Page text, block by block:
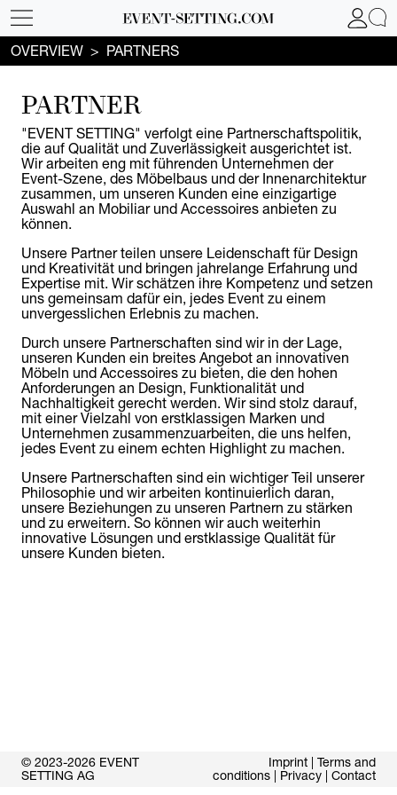
OVERVIEW PARTNERS
PARTNER
"EVENT SETTING" verfolgt eine Partnerschaftspolitik,
die auf Qualität und Zuverlässigkeit ausgerichtet ist.
Wir arbeiten eng mit führenden Unternehmen der
Event-Szene, des Möbelbaus und der Innenarchitektur
zusammen, um unseren Kunden eine einzigartige
Auswahl an Mobiliar und Accessoires anbieten zu
können.
Unsere Partner teilen unsere Leidenschaft für Design
und Kreativität und bringen jahrelange Erfahrung und
Expertise mit. Wir schätzen ihre Kompetenz und setzen
uns gemeinsam dafür ein, jedes Event zu einem
unvergesslichen Erlebnis zu machen.
Durch unsere Partnerschaften sind wir in der Lage,
unseren Kunden ein breites Angebot an innovativen
Möbeln und Accessoires zu bieten, die den hohen
Anforderungen an Design, Funktionalität und
Nachhaltigkeit gerecht werden. Wir sind stolz darauf,
mit einer Vielzahl von erstklassigen Marken und
Unternehmen zusammenzuarbeiten, die uns helfen,
jedes Event zu einem echten Highlight zu machen.
Unsere Partnerschaften sind ein wichtiger Teil unserer
Philosophie und wir arbeiten kontinuierlich daran,
unsere Beziehungen zu unseren Partnern zu stärken
und zu erweitern. So können wir auch weiterhin
innovative Lösungen und erstklassige Qualität für
unsere Kunden bieten.
© 2023-2026 EVENT
SETTING AG
Imprint
Terms and
conditions
Privacy Contact